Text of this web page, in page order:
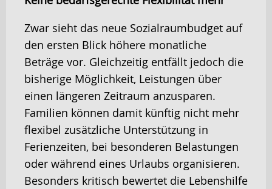
Zwar sieht das neue Sozialraumbudget auf
den ersten Blick höhere monatliche
Beträge vor. Gleichzeitig entfällt jedoch die
bisherige Möglichkeit, Leistungen über
einen längeren Zeitraum anzusparen.
Familien können damit künftig nicht mehr
flexibel zusätzliche Unterstützung in
Ferienzeiten, bei besonderen Belastungen
oder während eines Urlaubs organisieren.
Besonders kritisch bewertet die Lebenshilfe